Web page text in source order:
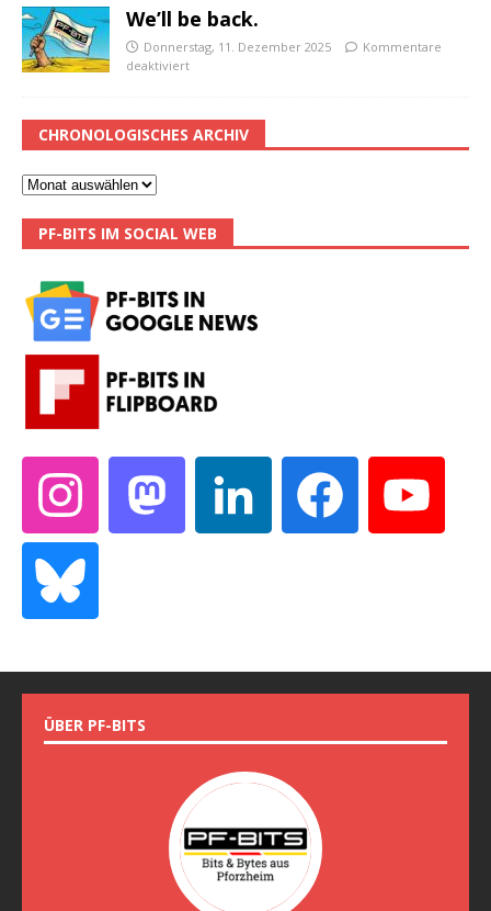
We’ll be back.
Donnerstag, 11. Dezember 2025
Kommentare
deaktiviert
CHRONOLOGISCHES ARCHIV
PF-BITS IM SOCIAL WEB
ÜBER PF-BITS